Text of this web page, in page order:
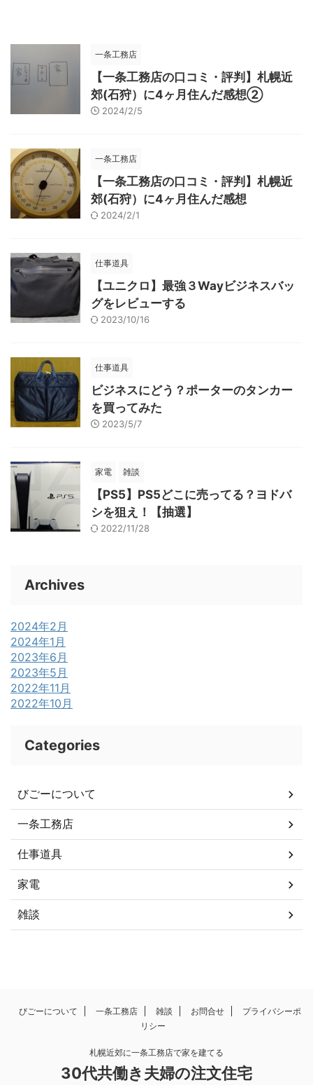
一条工務店
【一条工務店の口コミ・評判】札幌近
郊(石狩）に4ヶ月住んだ感想②
2024/2/5
一条工務店
【一条工務店の口コミ・評判】札幌近
郊(石狩）に4ヶ月住んだ感想
2024/2/1
仕事道具
【ユニクロ】最強３Wayビジネスバッ
グをレビューする
2023/10/16
仕事道具
ビジネスにどう？ポーターのタンカー
を買ってみた
2023/5/7
家電 雑談
【PS5】PS5どこに売ってる？ヨドバ
シを狙え！【抽選】
2022/11/28
Archives
2024年2月
2024年1月
2023年6月
2023年5月
2022年11月
2022年10月
Categories
びごーについて
一条工務店
仕事道具
家電
雑談
びごーについて 一条工務店 雑談 お問合せ
プライバシーポ
リシー
札幌近郊に一条工務店で家を建てる
30代共働き夫婦の注文住宅